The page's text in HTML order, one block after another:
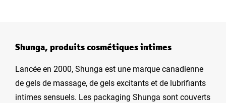
Shunga, produits cosmétiques intimes
Lancée en 2000, Shunga est une marque canadienne
de gels de massage, de gels excitants et de lubrifiants
intimes sensuels. Les packaging Shunga sont couverts